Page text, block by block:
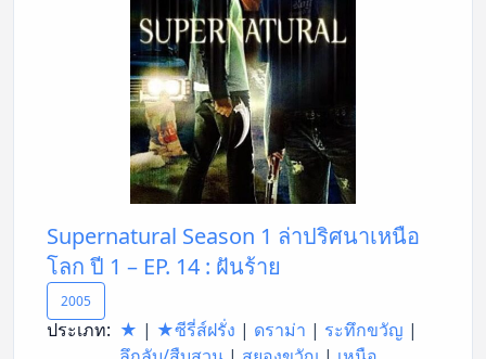
Supernatural Season 1 ล่าปริศนาเหนือ
โลก ปี 1 – EP. 14 : ฝันร้าย
2005
ประเภท: ★ | ★ซีรี่ส์ฝรั่ง | ดราม่า | ระทึกขวัญ |